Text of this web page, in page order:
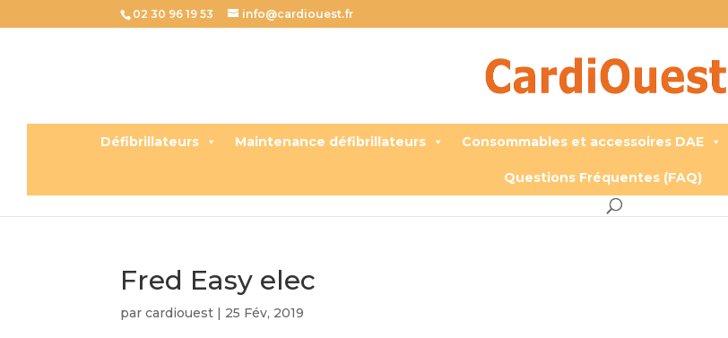
02 30 96 19 53 info@cardiouest.fr
Défibrillateurs Maintenance défibrillateurs Consommables et accessoires DAE
Questions Fréquentes (FAQ)
Fred Easy elec
parcardiouest | 25 Fév, 2019